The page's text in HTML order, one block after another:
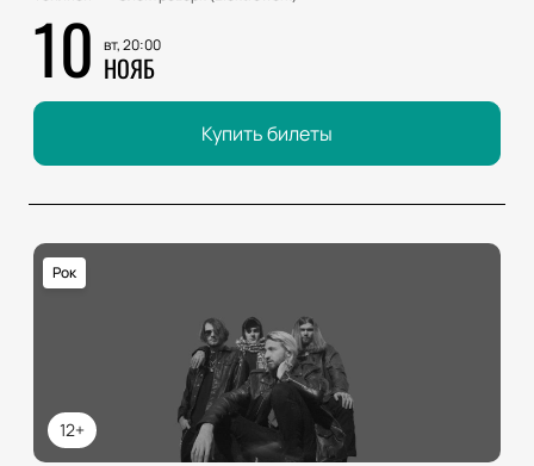
10 вт, 20:00
НОЯБ
Купить билеты
12+
Рок